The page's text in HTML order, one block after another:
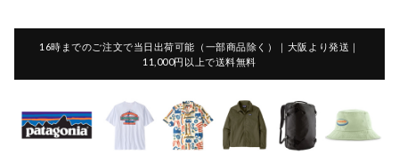
16時までのご注文で当日出荷可能（一部商品除く）｜大阪より発送｜
11,000円以上で送料無料